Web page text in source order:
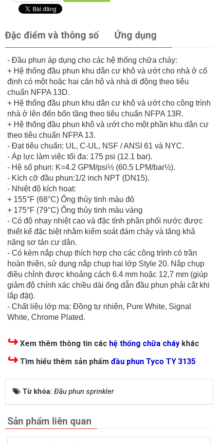
Đặc điểm và thông số Ứng dụng
- Đầu phun áp dụng cho các hệ thống chữa cháy:
+ Hệ thống đầu phun khu dân cư khô và ướt cho nhà ở cố
định có một hoặc hai căn hộ và nhà di động theo tiêu
chuẩn NFPA 13D.
+ Hệ thống đầu phun khu dân cư khô và ướt cho công trình
nhà ở lên đến bốn tầng theo tiêu chuẩn NFPA 13R.
+ Hệ thống đầu phun khô và ướt cho một phần khu dân cư
theo tiêu chuẩn NFPA 13.
- Đạt tiêu chuẩn: UL, C-UL, NSF / ANSI 61 và NYC.
- Áp lực làm việc tối đa: 175 psi (12.1 bar).
- Hệ số phun: K=4.2 GPM/psi½ (60.5 LPM/bar½).
- Kích cỡ đầu phun:1/2 inch NPT (DN15).
- Nhiệt độ kích hoạt:
+ 155°F (68°C) Ống thủy tinh màu đỏ
+ 175°F (79°C) Ống thủy tinh màu vàng
- Có độ nhạy nhiệt cao và đặc tính phân phối nước được
thiết kế đặc biệt nhằm kiểm soát đám cháy và tăng khả
năng sơ tán cư dân.
- Có kèm nắp chụp thích hợp cho các công trình có trần
hoàn thiện, sử dụng nắp chụp hai lớp Style 20. Nắp chụp
điều chỉnh được khoảng cách 6.4 mm hoặc 12,7 mm (giúp
giảm độ chính xác chiều dài ống dẫn đầu phun phải cắt khi
lắp đặt).
- Chất liệu lớp mạ: Đồng tự nhiên, Pure White, Signal
White, Chrome Plated.
↪ Xem thêm thông tin các hệ thống chữa cháy khác
↪ Tìm hiểu thêm sản phẩm đầu phun Tyco TY 3135
Từ khóa: Đầu phun sprinkler
Sản phẩm liên quan